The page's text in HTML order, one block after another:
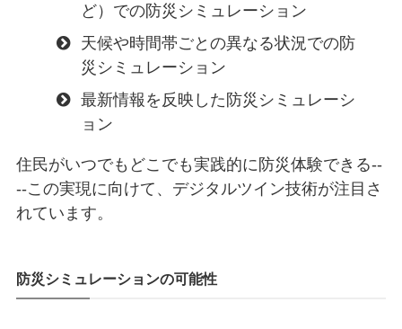
ど）での防災シミュレーション
天候や時間帯ごとの異なる状況での防
災シミュレーション
最新情報を反映した防災シミュレーシ
ョン
住民がいつでもどこでも実践的に防災体験できる--
--この実現に向けて、デジタルツイン技術が注目さ
れています。
防災シミュレーションの可能性